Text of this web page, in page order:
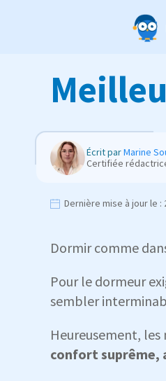
Écrit parMarine
Certifiée
Dernière mise à jour le :
Dormir comme
Pour le dormeur
sembler
Heureusement,
confort suprême,